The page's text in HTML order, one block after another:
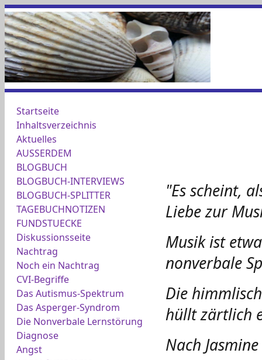
Startseite
Inhaltsverzeichnis
Aktuelles
AUSSERDEM
BLOGBUCH
BLOGBUCH-INTERVIEWS
BLOGBUCH-SPLITTER
TAGEBUCHNOTIZEN
FUNDSTUECKE
Diskussionsseite
Nachtrag
Noch ein Nachtrag
CVI-Begriffe
Das Autismus-Spektrum
Das Asperger-Syndrom
Die Nonverbale Lernstörung
Diagnose
Angst
"Es scheint,
Liebe zur
Musik ist
nonverbale
Die
hüllt zärtlich
Nach